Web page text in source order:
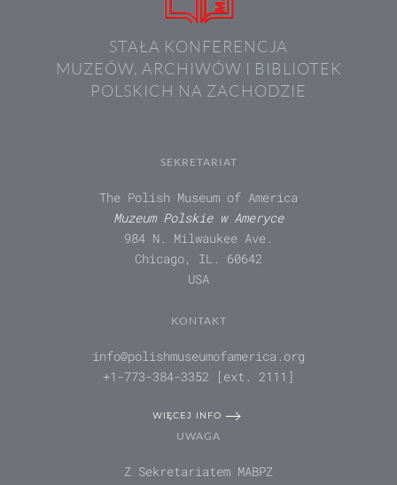
STAŁA KONFERENCJA
MUZEÓW, ARCHIWÓW I BIBLIOTEK
POLSKICH NA ZACHODZIE
SEKRETARIAT
The Polish Museum of America
Muzeum Polskie w Ameryce
984 N. Milwaukee Ave.
Chicago, IL. 60642
USA
KONTAKT
info@polishmuseumofamerica.org
+1-773-384-3352 [ext. 2111]
WIĘCEJ INFO
UWAGA
Z Sekretariatem MABPZ